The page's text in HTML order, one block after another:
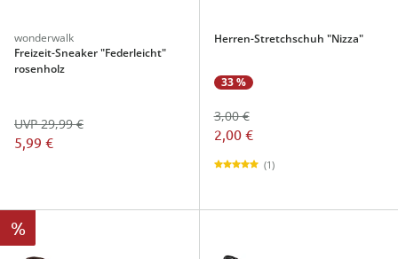
wonderwalk
Freizeit-Sneaker "Federleicht"
rosenholz
5,99 €
UVP 29,99 €
Herren-Stretchschuh "Nizza"
33 %
3,00 €
2,00 €
(1)
%